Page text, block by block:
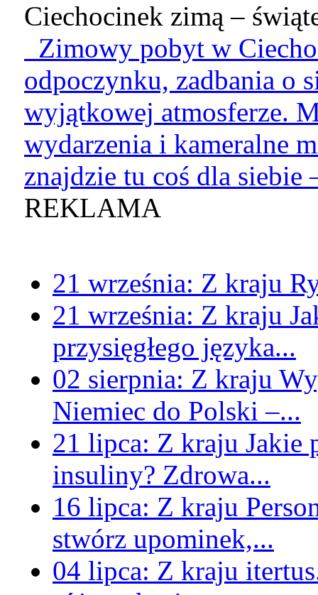
Ciechocinek zimą –
Zimowy pobyt w
odpoczynku, zadbania o
wyjątkowej atmosferze.
wydarzenia i kameralne
znajdzie tu coś dla siebie
REKLAMA
21 września: Z kraju
21 września: Z kraju
przysięgłego języka...
02 sierpnia: Z kraju
Niemiec do Polski –...
21 lipca: Z kraju Jakie
insuliny? Zdrowa...
16 lipca: Z kraju
stwórz upominek,...
04 lipca: Z kraju